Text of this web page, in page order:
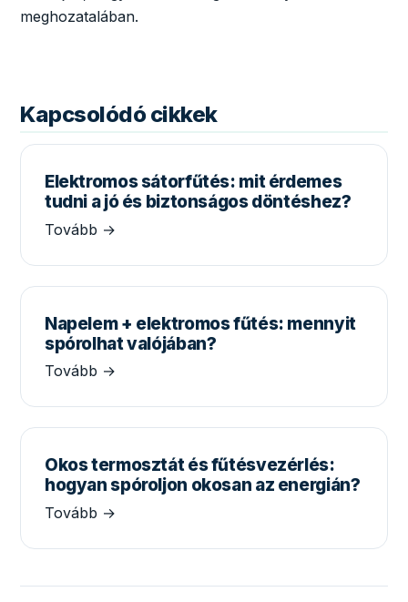
meghozatalában.
Kapcsolódó cikkek
Elektromos sátorfűtés: mit érdemes
tudni a jó és biztonságos döntéshez?
Tovább →
Napelem + elektromos fűtés: mennyit
spórolhat valójában?
Tovább →
Okos termosztát és fűtésvezérlés:
hogyan spóroljon okosan az energián?
Tovább →